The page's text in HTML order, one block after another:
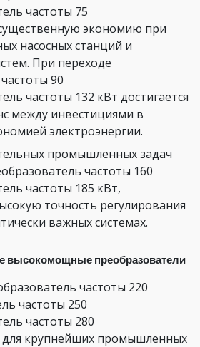
частоты 75
экономию при
насосных станций и
При переходе
90
частоты 132 кВт достигается
между инвестициями в
электроэнергии.
промышленных задач
частоты 160
частоты 185 кВт,
точность регулирования
важных системах.
высокомощные преобразователи
частоты 220
частоты 250
частоты 280
для крупнейших промышленных